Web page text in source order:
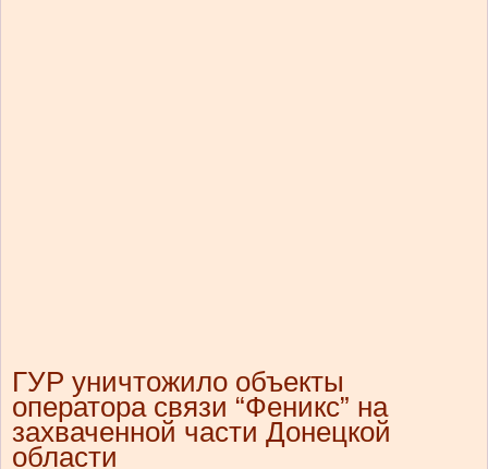
ГУР уничтожило объекты
оператора связи “Феникс” на
захваченной части Донецкой
области